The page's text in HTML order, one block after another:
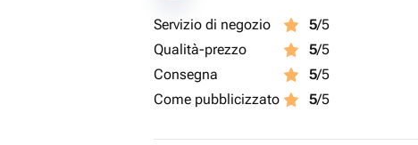
Servizio di negozio 5/5
Qualità-prezzo
5/5
Consegna
5/5
Come pubblicizzato
5/5